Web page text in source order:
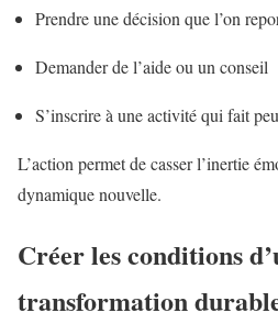
Prendre une décision que l’on
Demander de l’aide ou un conseil
S’inscrire à une activité qui fait
L’action permet de casser l’inertie
dynamique nouvelle.
Créer les conditions
transformation